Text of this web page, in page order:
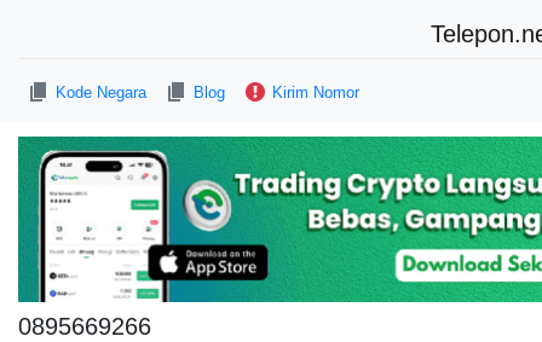
Kode Negara Blog Kirim Nomor
0895669266